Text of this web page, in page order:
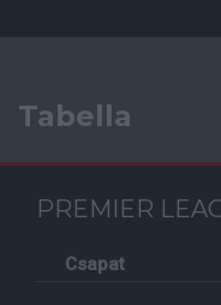
Tabella
PREMIER
Csapat